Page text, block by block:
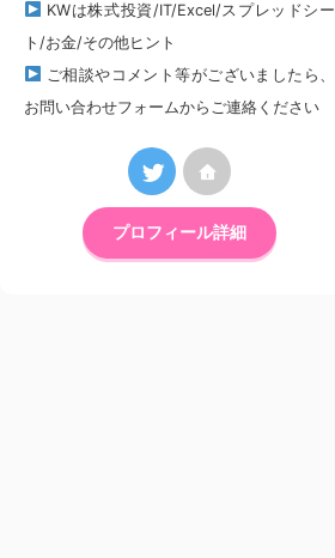
KWは株式投資/IT/Excel/スプレッドシー
ト/お金/その他ヒント
ご相談やコメント等がございましたら、
お問い合わせフォームからご連絡ください
プロフィール詳細